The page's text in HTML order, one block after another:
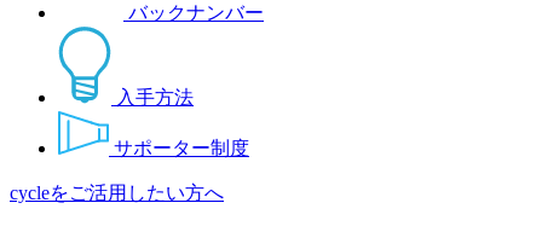
バックナンバー
入手方法
サポーター制度
cycleをご活用したい方へ